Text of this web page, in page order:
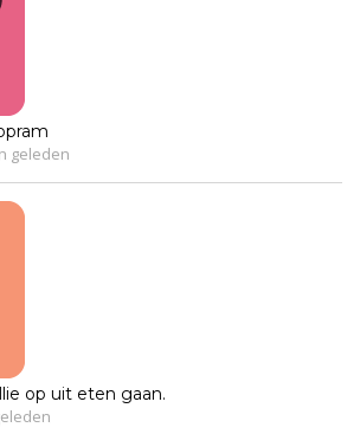
geleden
op uit eten gaan.